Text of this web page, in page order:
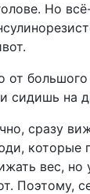
Но
от
сидишь на
сразу
которые
вес, но
Поэтому,